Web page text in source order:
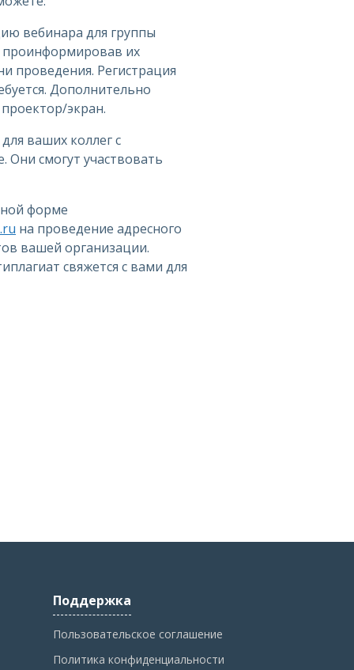
вебинара для группы
проинформировав их
проведения. Регистрация
Дополнительно
экран.
ваших коллег с
смогут участвовать
форме
на проведение адресного
вашей организации.
свяжется с вами для
Поддержка
Пользовательское соглашение
Политика конфиденциальности